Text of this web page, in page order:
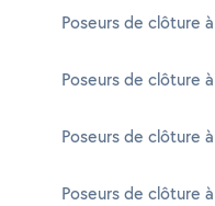
Poseurs de clôture
Poseurs de clôture
Poseurs de clôture
Poseurs de clôture